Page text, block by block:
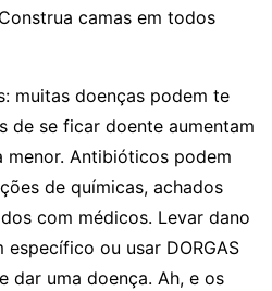
camas em todos
muitas doenças podem te
de se ficar doente aumentam
menor. Antibióticos podem
de químicas, achados
com médicos. Levar dano
ou usar DORGAS
dar uma doença. Ah, e os